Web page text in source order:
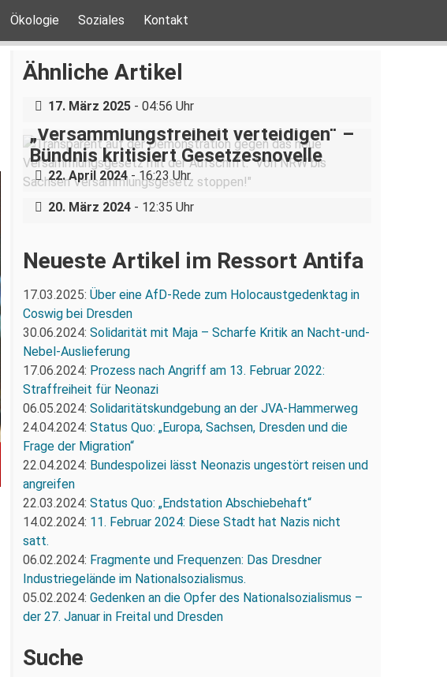
Ökologie Soziales Kontakt
Ähnliche Artikel
Über eine AfD-Rede zum
Holocaustgedenktag in Coswig bei
Dresden
17. März 2025- 04:56 Uhr
„Versammlungsfreiheit verteidigen“ –
Bündnis kritisiert Gesetzesnovelle
22. April 2024- 16:23 Uhr
„Ein Krankenhaus, eine Belegschaft“ –
Arbeitskampf am städtischen Klinikum
20. März 2024- 12:35 Uhr
Neueste Artikel im Ressort Antifa
17.03.2025: Über eine AfD-Rede zum Holocaustgedenktag in
Coswig bei Dresden
30.06.2024: Solidarität mit Maja – Scharfe Kritik an Nacht-und-
Nebel-Auslieferung
17.06.2024: Prozess nach Angriff am 13. Februar 2022:
Straffreiheit für Neonazi
06.05.2024: Solidaritätskundgebung an der JVA-Hammerweg
24.04.2024: Status Quo: „Europa, Sachsen, Dresden und die
Frage der Migration“
22.04.2024: Bundespolizei lässt Neonazis ungestört reisen und
angreifen
22.03.2024: Status Quo: „Endstation Abschiebehaft“
14.02.2024: 11. Februar 2024: Diese Stadt hat Nazis nicht
satt.
06.02.2024: Fragmente und Frequenzen: Das Dresdner
Industriegelände im Nationalsozialismus.
05.02.2024: Gedenken an die Opfer des Nationalsozialismus –
der 27. Januar in Freital und Dresden
Suche